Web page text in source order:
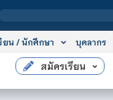
ยน / นักศึกษา บุคลากร
สมัครเรียน